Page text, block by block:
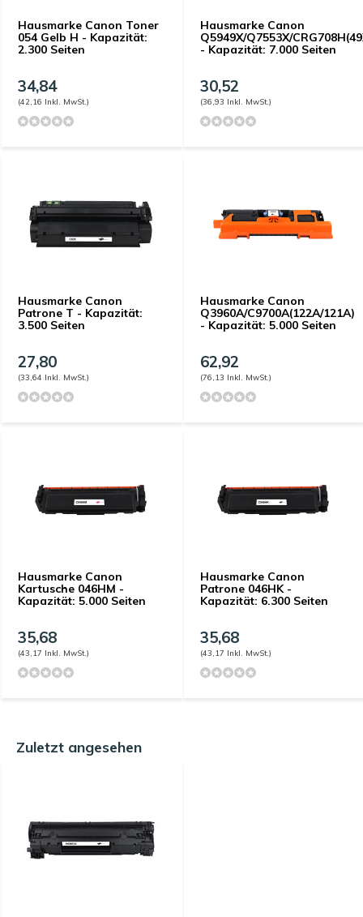
Hausmarke Canon Toner
054 Gelb H - Kapazität:
2.300 Seiten
34,84
(42,16 Inkl. MwSt.)
Hausmarke Canon
Q5949X/Q7553X/
- Kapazität: 7.000 Seiten
30,52
(36,93 Inkl. MwSt.)
Hausmarke Canon
Patrone T - Kapazität:
3.500 Seiten
27,80
(33,64 Inkl. MwSt.)
Hausmarke Canon
Q3960A/C9700A(122A/121A)
- Kapazität: 5.000 Seiten
62,92
(76,13 Inkl. MwSt.)
Hausmarke Canon
Kartusche 046HM -
Kapazität: 5.000 Seiten
35,68
(43,17 Inkl. MwSt.)
Hausmarke Canon
Patrone 046HK -
Kapazität: 6.300 Seiten
35,68
(43,17 Inkl. MwSt.)
Zuletzt angesehen